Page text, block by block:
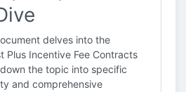
delves into the
Plus Incentive Fee Contracts
the topic into specific
and comprehensive